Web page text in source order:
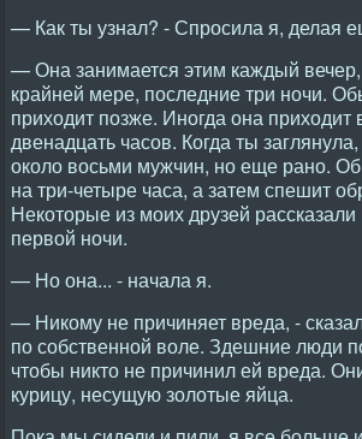
— Как ты узнал? - Спросила я, делая
— Она занимается этим каждый
крайней мере, последние три ночи.
приходит позже. Иногда она приходит
двенадцать часов. Когда ты
около восьми мужчин, но еще рано.
на три-четыре часа, а затем спешит
Некоторые из моих друзей
первой ночи.
— Но она... - начала я.
— Никому не причиняет вреда, -
по собственной воле. Здешние люди
чтобы никто не причинил ей вреда.
курицу, несущую золотые яйца.